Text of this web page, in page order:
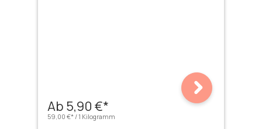
Ab 5,90 €*
59,00 €* / 1 Kilogramm